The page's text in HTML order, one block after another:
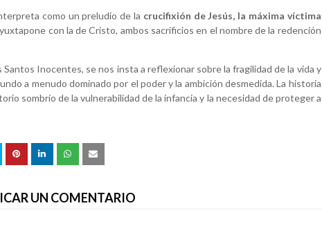
como un preludio de la crucifixión de Jesús, la máxima víctima
con la de Cristo, ambos sacrificios en el nombre de la redención
Inocentes, se nos insta a reflexionar sobre la fragilidad de la vida y
a menudo dominado por el poder y la ambición desmedida. La historia
sombrío de la vulnerabilidad de la infancia y la necesidad de proteger a
UN COMENTARIO